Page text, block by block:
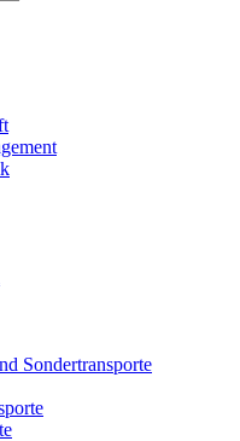
Sondertransporte